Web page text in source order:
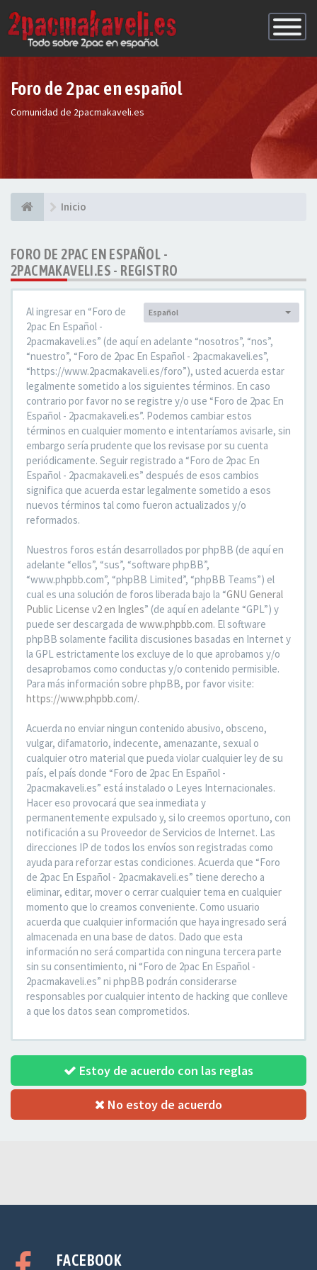
de
Foro de 2pac en español
Comunidad de 2pacmakaveli.es
Inicio
FORO DE 2PAC EN ESPAÑOL -
2PACMAKAVELI.ES - REGISTRO
Idioma:
Español
Al ingresar en “Foro de
2pac En Español -
2pacmakaveli.es” (de aquí en adelante “nosotros”, “nos”,
“nuestro”, “Foro de 2pac En Español - 2pacmakaveli.es”,
“https://www.2pacmakaveli.es/foro”), usted acuerda estar
legalmente sometido a los siguientes términos. En caso
contrario por favor no se registre y/o use “Foro de 2pac En
Español - 2pacmakaveli.es”. Podemos cambiar estos
términos en cualquier momento e intentaríamos avisarle, sin
embargo sería prudente que los revisase por su cuenta
periódicamente. Seguir registrado a “Foro de 2pac En
Español - 2pacmakaveli.es” después de esos cambios
significa que acuerda estar legalmente sometido a esos
nuevos términos tal como fueron actualizados y/o
reformados.
Nuestros foros están desarrollados por phpBB (de aquí en
adelante “ellos”, “sus”, “software phpBB”,
“www.phpbb.com”, “phpBB Limited”, “phpBB Teams”) el
cual es una solución de foros liberada bajo la “GNU General
Public License v2 en Ingles” (de aquí en adelante “GPL”) y
puede ser descargada de www.phpbb.com. El software
phpBB solamente facilita discusiones basadas en Internet y
la GPL estrictamente los excluye de lo que aprobamos y/o
desaprobamos como conductas y/o contenido permisible.
Para más información sobre phpBB, por favor visite:
https://www.phpbb.com/.
Acuerda no enviar ningun contenido abusivo, obsceno,
vulgar, difamatorio, indecente, amenazante, sexual o
cualquier otro material que pueda violar cualquier ley de su
país, el país donde “Foro de 2pac En Español -
2pacmakaveli.es” está instalado o Leyes Internacionales.
Hacer eso provocará que sea inmediata y
permanentemente expulsado y, si lo creemos oportuno, con
notificación a su Proveedor de Servicios de Internet. Las
direcciones IP de todos los envíos son registradas como
ayuda para reforzar estas condiciones. Acuerda que “Foro
de 2pac En Español - 2pacmakaveli.es” tiene derecho a
eliminar, editar, mover o cerrar cualquier tema en cualquier
momento que lo creamos conveniente. Como usuario
acuerda que cualquier información que haya ingresado será
almacenada en una base de datos. Dado que esta
información no será compartida con ninguna tercera parte
sin su consentimiento, ni “Foro de 2pac En Español -
2pacmakaveli.es” ni phpBB podrán considerarse
responsables por cualquier intento de hacking que conlleve
a que los datos sean comprometidos.
Estoy de acuerdo con las reglas
No estoy de acuerdo
FACEBOOK